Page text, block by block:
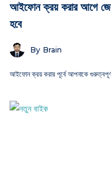
আইফোন ক্রয় করার আগে
হবে
By Brain
আইফোন ক্রয় করার পূর্বে আপনাকে